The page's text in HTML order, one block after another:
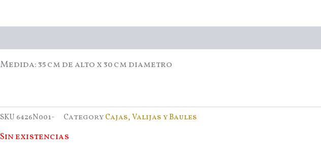
Medida: 35 cm de alto x 30 cm diametro
SKU 6426N001- CategoryCajas, Valijas y Baules
Sin existencias